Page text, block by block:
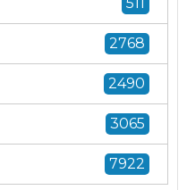
2768
2490
3065
7922